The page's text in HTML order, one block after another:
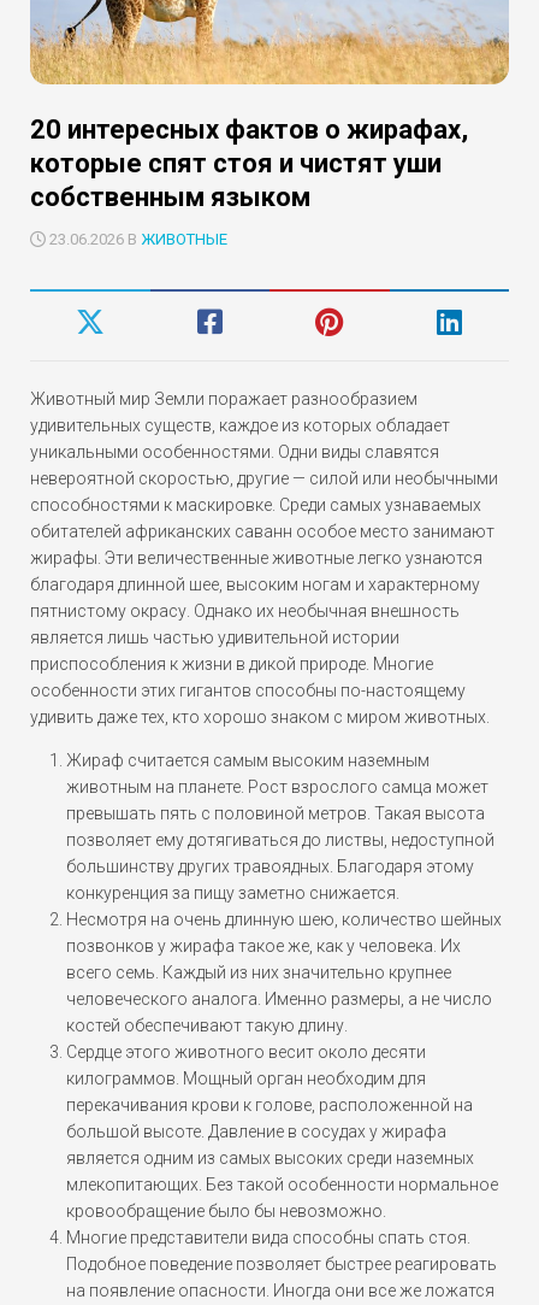
20 интересных фактов о жирафах,
которые спят стоя и чистят уши
собственным языком
23.06.2026 В ЖИВОТНЫЕ
Животный мир Земли поражает разнообразием
удивительных существ, каждое из которых обладает
уникальными особенностями. Одни виды славятся
невероятной скоростью, другие — силой или необычными
способностями к маскировке. Среди самых узнаваемых
обитателей африканских саванн особое место занимают
жирафы. Эти величественные животные легко узнаются
благодаря длинной шее, высоким ногам и характерному
пятнистому окрасу. Однако их необычная внешность
является лишь частью удивительной истории
приспособления к жизни в дикой природе. Многие
особенности этих гигантов способны по-настоящему
удивить даже тех, кто хорошо знаком с миром животных.
Жираф считается самым высоким наземным
животным на планете. Рост взрослого самца может
превышать пять с половиной метров. Такая высота
позволяет ему дотягиваться до листвы, недоступной
большинству других травоядных. Благодаря этому
конкуренция за пищу заметно снижается.
Несмотря на очень длинную шею, количество шейных
позвонков у жирафа такое же, как у человека. Их
всего семь. Каждый из них значительно крупнее
человеческого аналога. Именно размеры, а не число
костей обеспечивают такую длину.
Сердце этого животного весит около десяти
килограммов. Мощный орган необходим для
перекачивания крови к голове, расположенной на
большой высоте. Давление в сосудах у жирафа
является одним из самых высоких среди наземных
млекопитающих. Без такой особенности нормальное
кровообращение было бы невозможно.
Многие представители вида способны спать стоя.
Подобное поведение позволяет быстрее реагировать
на появление опасности. Иногда они все же ложатся